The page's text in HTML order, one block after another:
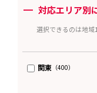
ー 対応エリア別
選択できるのは地域
関東（400）